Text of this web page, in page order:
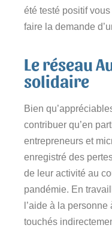
été testé positif
faire la demande
Le réseau
solidaire
Bien
contribuer qu’en
entrepreneurs et
enregistré des
de leur activité au
pandémie. En
l’aide à la
touchés